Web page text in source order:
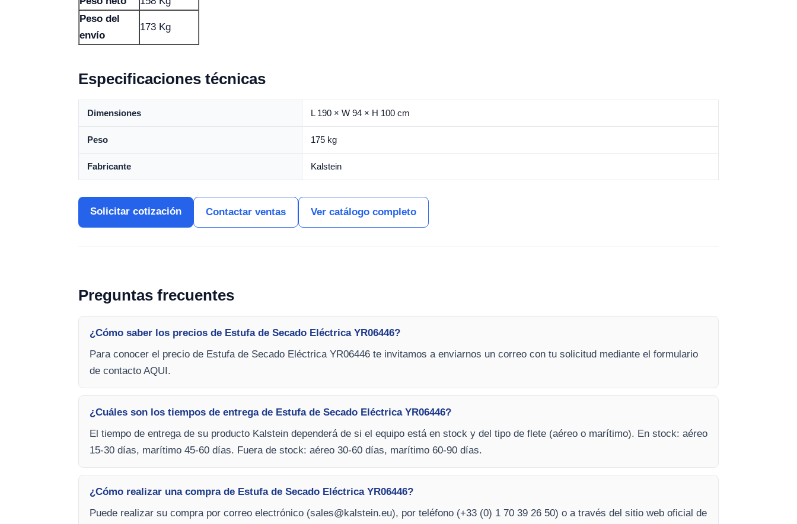
Peso del
envío
173 Kg
Especificaciones técnicas
Dimensiones L 190 × W 94 × H 100 cm
Peso 175 kg
Fabricante Kalstein
Solicitar cotización Contactar ventas Ver catálogo completo
Preguntas frecuentes
¿Cómo saber los precios de Estufa de Secado Eléctrica YR06446?
Para conocer el precio de Estufa de Secado Eléctrica YR06446 te invitamos a enviarnos un correo con tu solicitud mediante el formulario
de contacto AQUI.
¿Cuáles son los tiempos de entrega de Estufa de Secado Eléctrica YR06446?
El tiempo de entrega de su producto Kalstein dependerá de si el equipo está en stock y del tipo de flete (aéreo o marítimo). En stock: aéreo
15-30 días, marítimo 45-60 días. Fuera de stock: aéreo 30-60 días, marítimo 60-90 días.
¿Cómo realizar una compra de Estufa de Secado Eléctrica YR06446?
Puede realizar su compra por correo electrónico (sales@kalstein.eu), por teléfono (+33 (0) 1 70 39 26 50) o a través del sitio web oficial de